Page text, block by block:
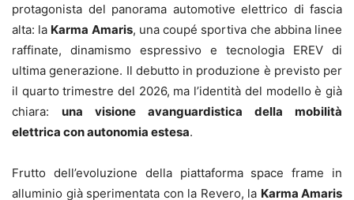
protagonista del panorama automotive elettrico di fascia
alta: la Karma Amaris, una coupé sportiva che abbina linee
raffinate, dinamismo espressivo e tecnologia EREV di
ultima generazione. Il debutto in produzione è previsto per
il quarto trimestre del 2026, ma l’identità del modello è già
chiara: una visione avanguardistica della mobilità
elettrica con autonomia estesa.
Frutto dell’evoluzione della piattaforma space frame in
alluminio già sperimentata con la Revero, la Karma Amaris